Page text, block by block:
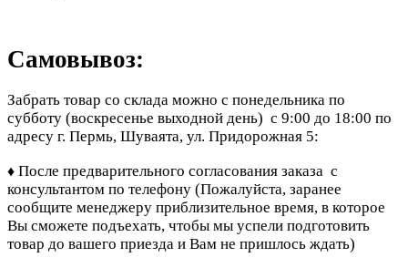
Самовывоз:
Забрать товар со склада можно с понедельника по
субботу (воскресенье выходной день) с 9:00 до 18:00 по
адресу г. Пермь, Шуваята, ул. Придорожная 5:
♦ После предварительного согласования заказа с
консультантом по телефону (Пожалуйста, заранее
сообщите менеджеру приблизительное время, в которое
Вы сможете подъехать, чтобы мы успели подготовить
товар до вашего приезда и Вам не пришлось ждать)